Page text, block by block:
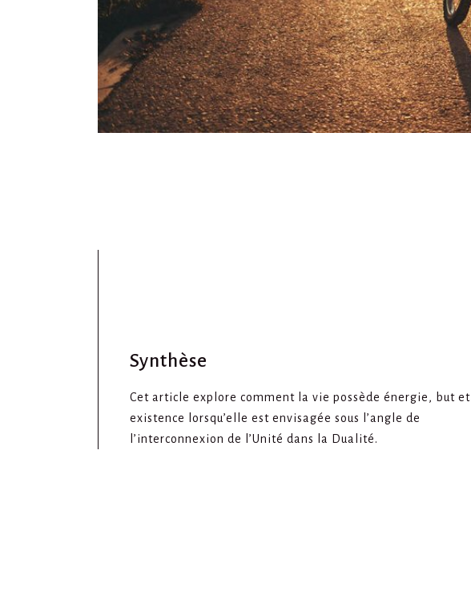
Synthèse
Cet article explore comment la vie possède énergie, but et
existence lorsqu’elle est envisagée sous l’angle de
l’interconnexion de l’Unité dans la Dualité.